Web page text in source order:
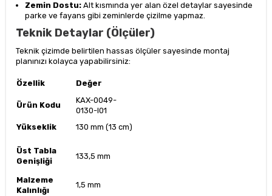
Zemin Dostu: Alt kısmında yer alan özel detaylar sayesinde
parke ve fayans gibi zeminlerde çizilme yapmaz.
Teknik Detaylar (Ölçüler)
Teknik çizimde belirtilen hassas ölçüler sayesinde montaj
planınızı kolayca yapabilirsiniz:
Özellik Değer
Ürün Kodu
KAX-0049-
0130-I01
Yükseklik
130 mm (13 cm)
Üst Tabla
Genişliği
133,5 mm
Malzeme
Kalınlığı
1,5 mm